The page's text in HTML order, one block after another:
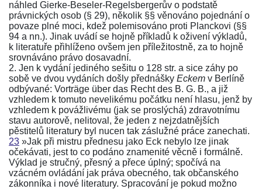
náhled Gierke-Beseler-Regelsbergerův o podstatě
právnických osob (§ 29), několik §§ věnováno pojednání o
povaze plné moci, kdež polemisováno proti Planckovi (§§
94 a nn.). Jinak uvádí se hojně příkladů k oživení výkladů,
k literatuře přihlíženo ovšem jen příležitostně, za to hojně
srovnáváno právo dosavadní.
2. Jen k vydání jediného sešitu o 128 str. a sice záhy po
sobě ve dvou vydáních došly přednášky Eckem v Berlíně
odbývané: Vorträge über das Recht des B. G. B., a již
vzhledem k tomuto nevelikému počátku není hlasu, jenž by
vzhledem k povážlivému (jak se proslýchá) zdravotnímu
stavu autorově, nelitoval, že jeden z nejzdatnějších
pěstitelů literatury byl nucen tak záslužné práce zanechati.
23 »Jak při mistru přednesu jako Eck nebylo lze jinak
očekávati, jest to co podáno znamenité věcně i formálně.
Výklad je stručný, přesný a přece úplný; spočívá na
vzácném ovládání jak práva obecného, tak občanského
zákonníka i nové literatury. Spracování je pokud možno